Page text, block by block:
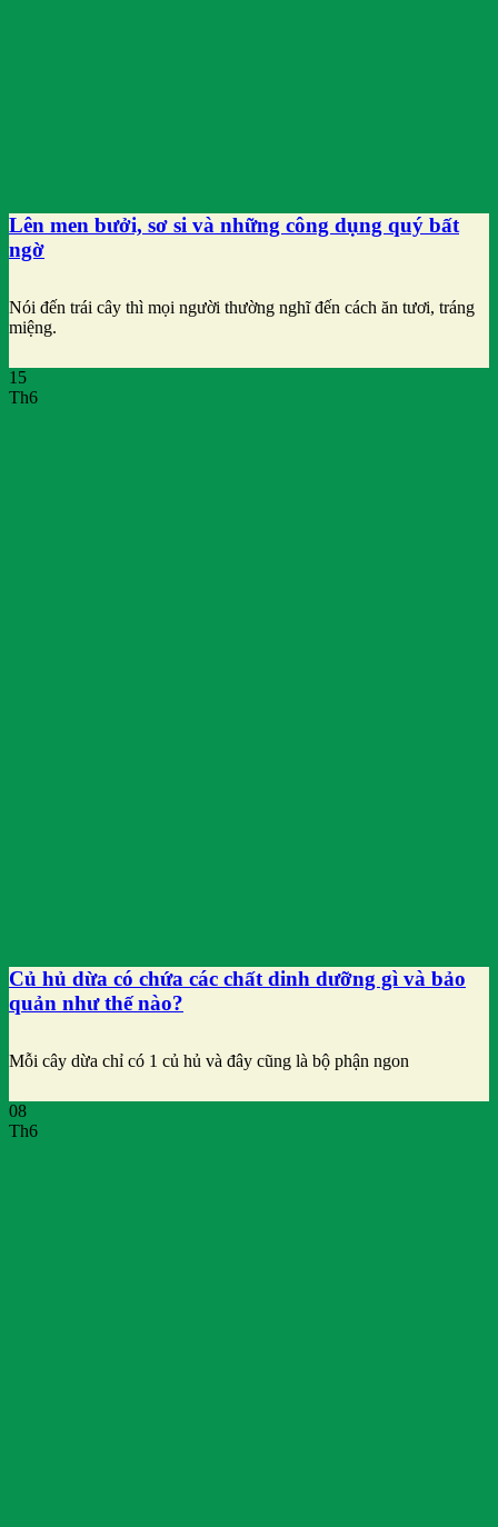
Lên men bưởi, sơ si và những công dụng quý bất
ngờ
Nói đến trái cây thì mọi người thường nghĩ đến cách ăn tươi, tráng
miệng.
15
Th6
Củ hủ dừa có chứa các chất dinh dưỡng gì và bảo
quản như thế nào?
Mỗi cây dừa chỉ có 1 củ hủ và đây cũng là bộ phận ngon
08
Th6